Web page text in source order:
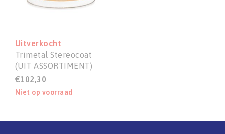
Uitverkocht
Trimetal Stereocoat
(UIT ASSORTIMENT)
€102,30
Niet op voorraad